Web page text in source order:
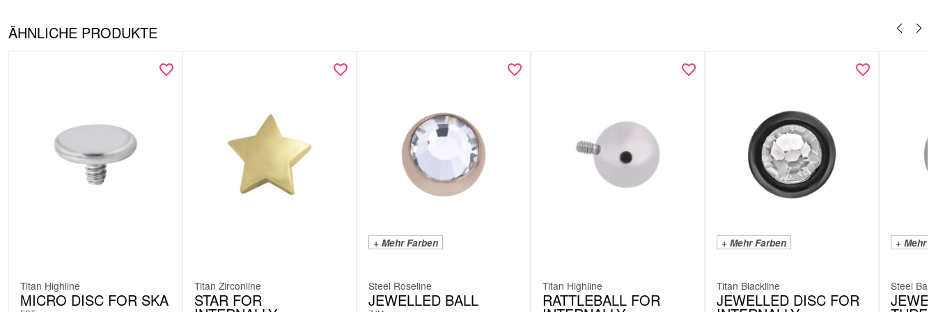
ÄHNLICHE PRODUKTE
Titan Highline
MICRO DISC FOR SKA
Titan Zirconline
STAR FOR
+ Mehr Farben
Steel Roseline
JEWELLED BALL
Titan Highline
RATTLEBALL FOR
+ Mehr Farben
Titan Blackline
JEWELLED DISC FOR
+ Mehr
Steel